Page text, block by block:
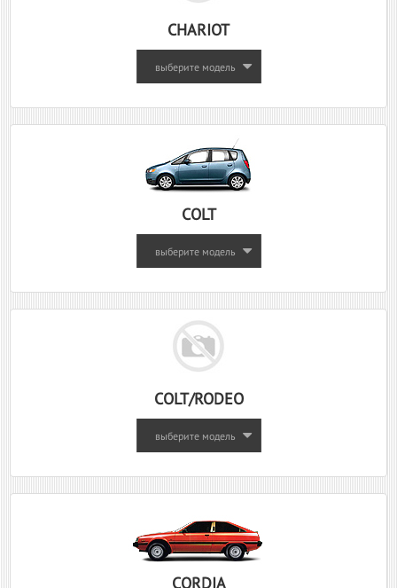
CHARIOT
выберите модель
COLT
выберите модель
COLT/RODEO
выберите модель
CORDIA